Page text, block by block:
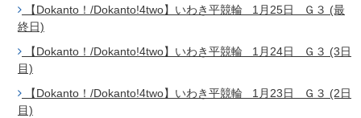
【Dokanto！/Dokanto!4two】いわき平競輪 1月25日 Ｇ３ (最
終日)
【Dokanto！/Dokanto!4two】いわき平競輪 1月24日 Ｇ３ (3日
目)
【Dokanto！/Dokanto!4two】いわき平競輪 1月23日 Ｇ３ (2日
目)